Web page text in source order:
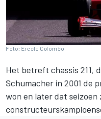
Foto: Ercole Colombo
Het betreft chassis 211,
Schumacher in 2001 de
won en later dat